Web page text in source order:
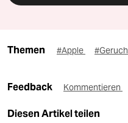
Themen #Apple #Geruch
Feedback Kommentieren
Diesen Artikel teilen